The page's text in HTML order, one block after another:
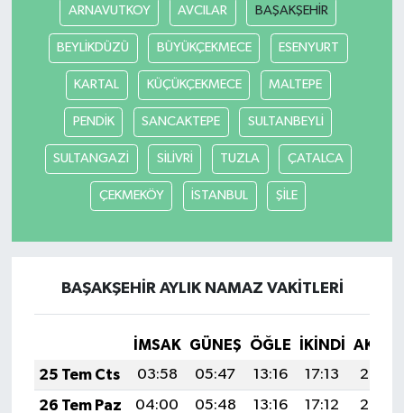
ARNAVUTKOY AVCILAR BAŞAKŞEHİR
BEYLİKDÜZÜ BÜYÜKÇEKMECE ESENYURT
KARTAL KÜÇÜKÇEKMECE MALTEPE
PENDİK SANCAKTEPE SULTANBEYLİ
SULTANGAZİ SİLİVRİ TUZLA ÇATALCA
ÇEKMEKÖY İSTANBUL ŞİLE
BAŞAKŞEHİR AYLIK NAMAZ VAKITLERI
İMSAK GÜNEŞ ÖĞLE İKINDI
25 Tem Cts
03:58 05:47 13:16 17:13
20:36
26 Tem Paz
04:00 05:48 13:16 17:12
20:35